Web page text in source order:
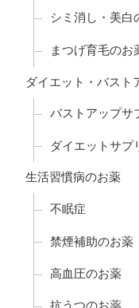
シミ消し・美白
まつげ育毛のお
ダイエット・バスト
バストアップサ
ダイエットサプ
生活習慣病のお薬
不眠症
禁煙補助のお薬
高血圧のお薬